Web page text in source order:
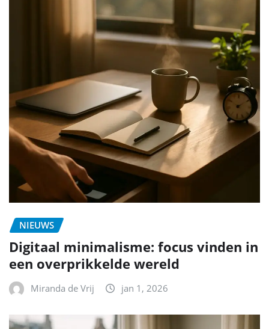
NIEUWS
Digitaal minimalisme: focus vinden in
een overprikkelde wereld
Miranda de Vrij jan 1, 2026